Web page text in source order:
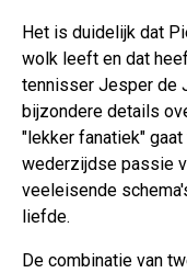
Het is duidelijk dat
wolk leeft en dat
tennisser Jesper de
bijzondere details
"lekker fanatiek"
wederzijdse passie
veeleisende
liefde.
De combinatie van